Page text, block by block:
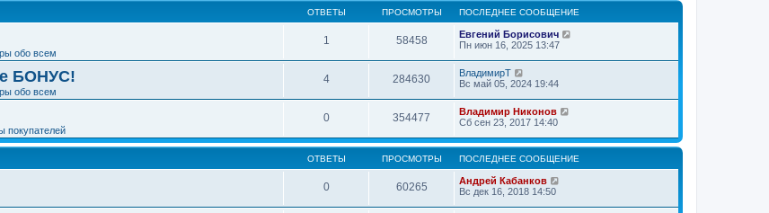
ОТВЕТЫ ПРОСМОТРЫ ПОСЛЕДНЕЕ СООБЩЕНИЕ
обо всем
1 58458
Евгений Борисович
Пн июн 16, 2025 13:47
БОНУС!
обо всем
4 284630
ВладимирТ
Вс май 05, 2024 19:44
покупателей
0 354477
Владимир Никонов
Сб сен 23, 2017 14:40
ОТВЕТЫ ПРОСМОТРЫ ПОСЛЕДНЕЕ СООБЩЕНИЕ
0 60265
Андрей Кабанков
Вс дек 16, 2018 14:50